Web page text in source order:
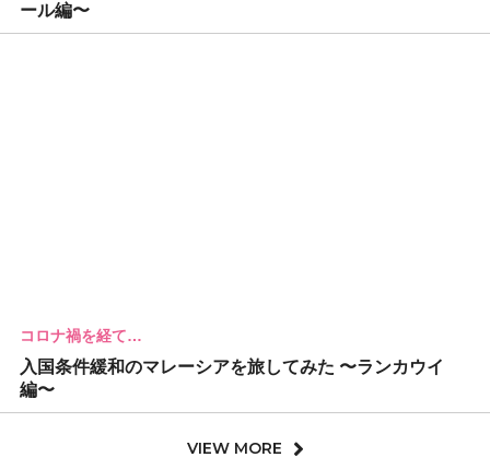
ール編〜
コロナ禍を経て…
入国条件緩和のマレーシアを旅してみた 〜ランカウイ
編〜
VIEW MORE